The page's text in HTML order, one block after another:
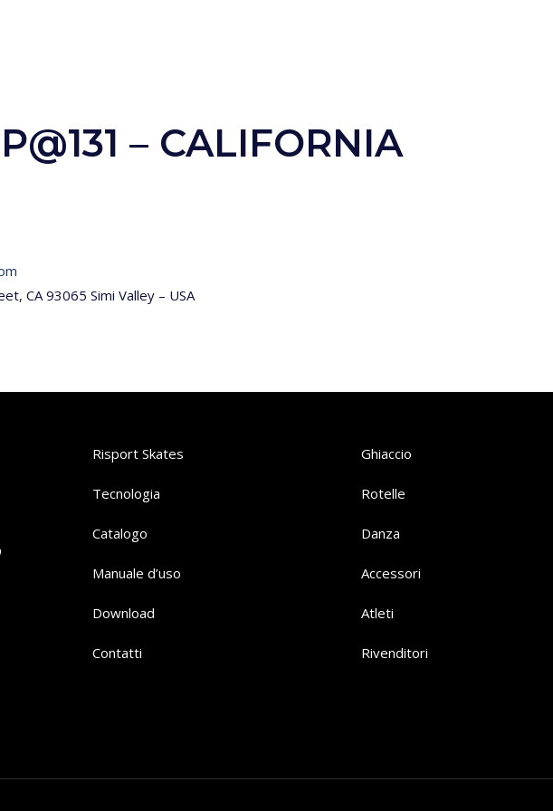
– CALIFORNIA
CA 93065 Simi Valley – USA
Risport Skates
Tecnologia
Catalogo
Manuale d’uso
Download
Contatti
Ghiaccio
Rotelle
Danza
Accessori
Atleti
Rivenditori